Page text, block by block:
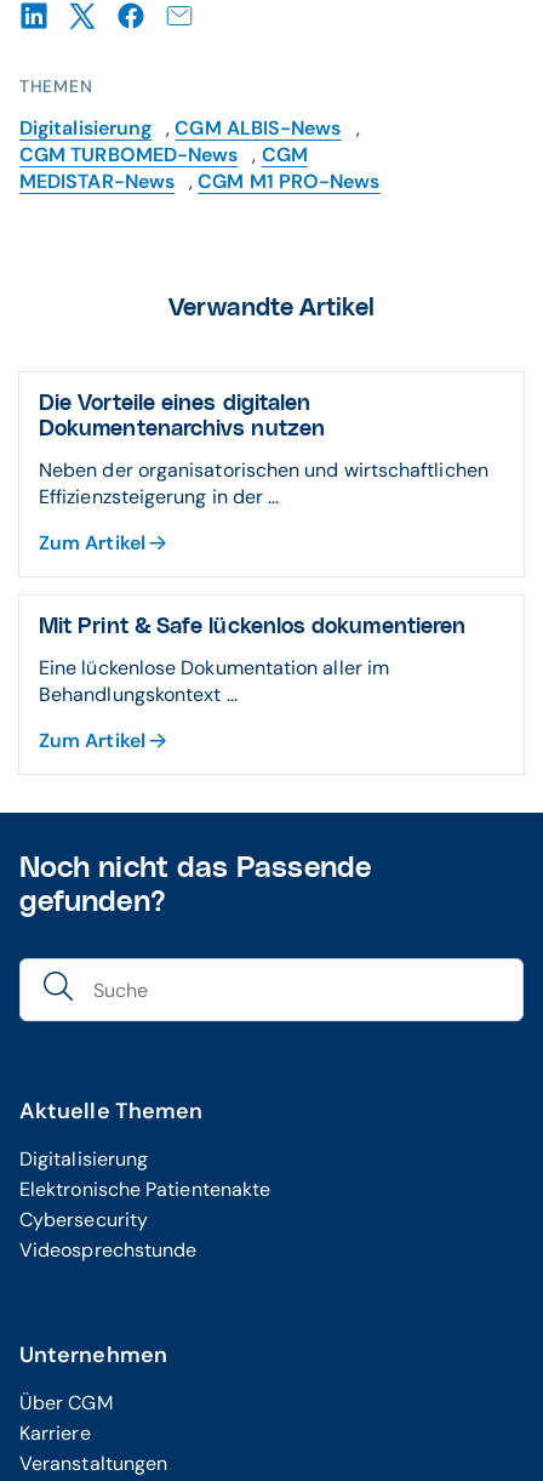
THEMEN
Digitalisierung ,CGM ALBIS-News
,
CGM TURBOMED-News , CGM
MEDISTAR-News ,CGM M1 PRO-News
Verwandte Artikel
Die Vorteile eines digitalen
Dokumentenarchivs nutzen
Neben der organisatorischen und wirtschaftlichen
Effizienzsteigerung in der ...
Zum Artikel
Mit Print & Safe lückenlos dokumentieren
Eine lückenlose Dokumentation aller im
Behandlungskontext ...
Zum Artikel
Noch nicht das Passende
gefunden?
Aktuelle Themen
Digitalisierung
Elektronische Patientenakte
Cybersecurity
Videosprechstunde
Unternehmen
Über CGM
Karriere
Veranstaltungen